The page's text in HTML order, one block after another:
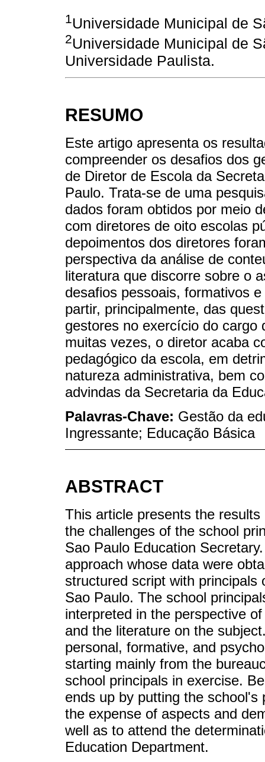
1 Universidade Municipal de
2Universidade Municipal de
Universidade Paulista.
RESUMO
Este artigo apresenta os
compreender os desafios dos
de Diretor de Escola da
Paulo. Trata-se de uma
dados foram obtidos por meio
com diretores de oito escolas
depoimentos dos diretores
perspectiva da análise de
literatura que discorre sobre o
desafios pessoais, formativos
partir, principalmente, das
gestores no exercício do cargo
muitas vezes, o diretor acaba
pedagógico da escola, em
natureza administrativa, bem
advindas da Secretaria da
Palavras-Chave: Gestão da
Ingressante; Educação Básica
ABSTRACT
This article presents the
the challenges of the school
Sao Paulo Education
approach whose data were
structured script with
Sao Paulo. The school
interpreted in the perspective
and the literature on the
personal, formative, and
starting mainly from the
school principals in exercise.
ends up by putting the
the expense of aspects and
well as to attend the
Education Department.